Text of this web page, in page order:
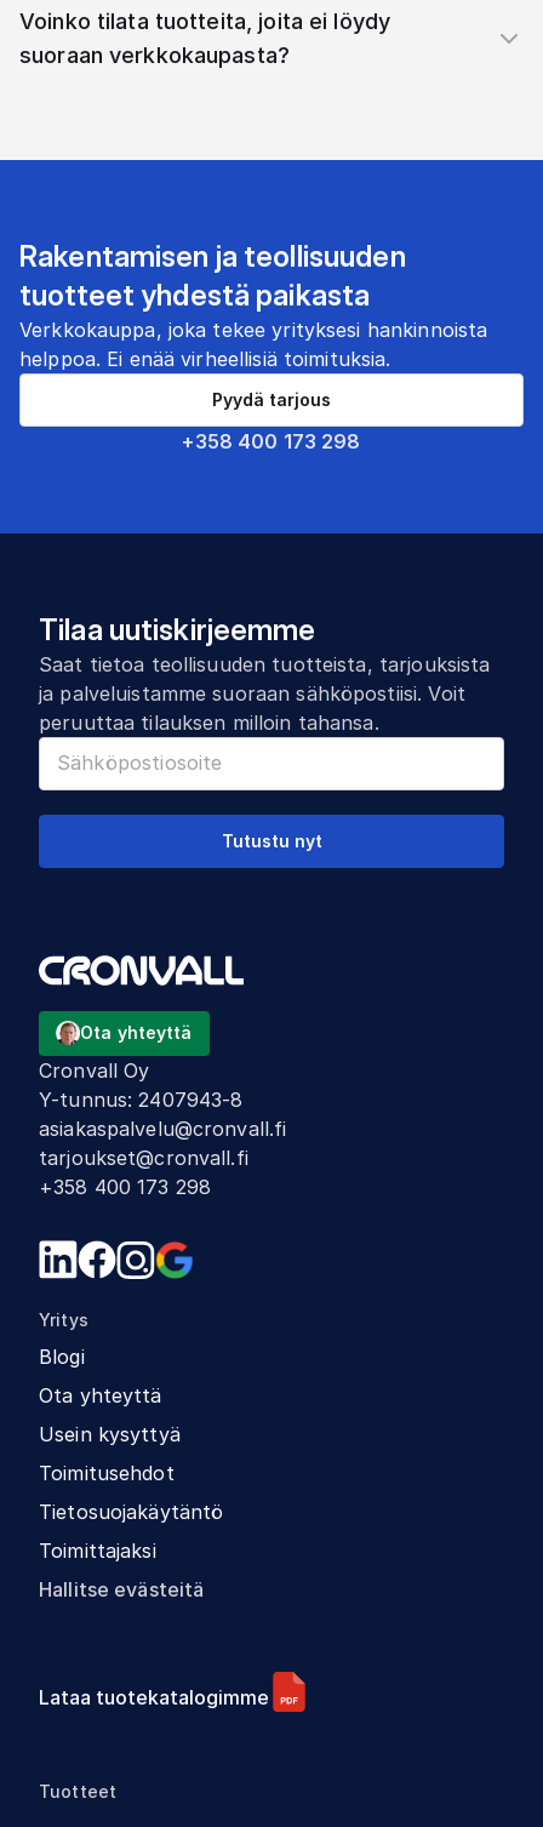
Voinko tilata tuotteita, joita ei löydy
suoraan verkkokaupasta?
Rakentamisen ja teollisuuden
tuotteet yhdestä paikasta
Verkkokauppa, joka tekee yrityksesi hankinnoista
helppoa. Ei enää virheellisiä toimituksia.
+358 400 173 298
Pyydä tarjous
Tilaa uutiskirjeemme
Saat tietoa teollisuuden tuotteista, tarjouksista
ja palveluistamme suoraan sähköpostiisi. Voit
peruuttaa tilauksen milloin tahansa.
Tutustu nyt
Ota yhteyttä
Cronvall Oy
Y-tunnus:2407943-8
asiakaspalvelu@cronvall.fi
tarjoukset@cronvall.fi
+358 400 173 298
Yritys
Blogi
Ota yhteyttä
Usein kysyttyä
Toimitusehdot
Tietosuojakäytäntö
Toimittajaksi
Hallitse evästeitä
Lataa tuotekatalogimme
Tuotteet